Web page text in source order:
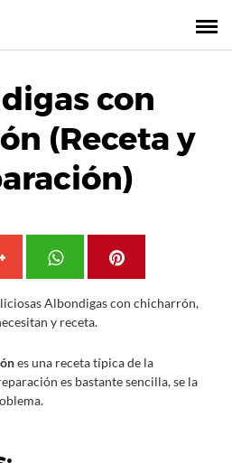
con
(Receta y
Albondigas con chicharrón,
y receta.
es una receta típica de la
es bastante sencilla, se la